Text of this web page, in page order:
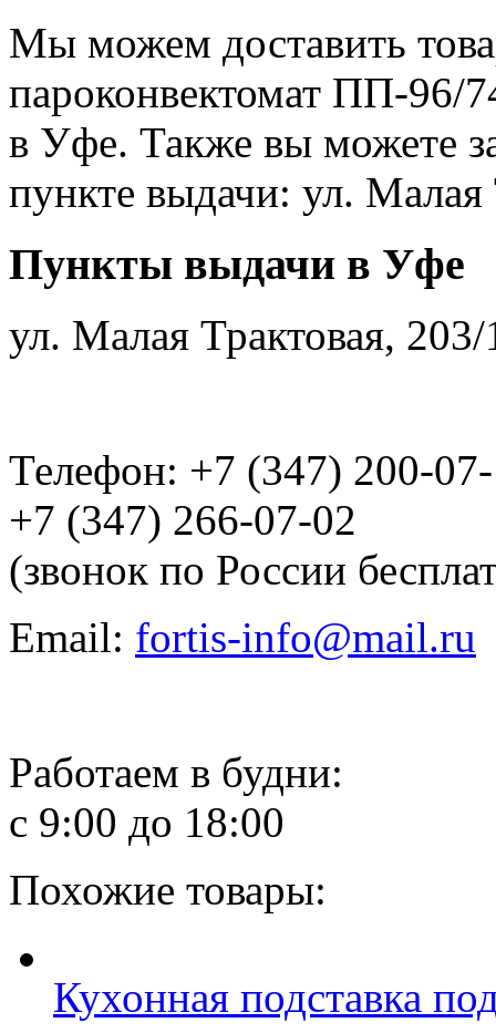
Мы можем доставить
пароконвектомат ПП-96/
в Уфе. Также вы можете
пункте выдачи: ул. Малая
Пункты выдачи в Уфе
ул. Малая Трактовая, 203/
Телефон: +7 (347) 200-
+7 (347) 266-07-02
(звонок по России
Email: fortis-info@mail.ru
Работаем в будни:
с 9:00 до 18:00
Похожие товары:
Кухонная подставка